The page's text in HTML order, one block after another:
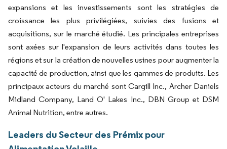
expansions et les investissements sont les stratégies de
croissance les plus privilégiées, suivies des fusions et
acquisitions, sur le marché étudié. Les principales entreprises
sont axées sur l'expansion de leurs activités dans toutes les
régions et sur la création de nouvelles usines pour augmenter la
capacité de production, ainsi que les gammes de produits. Les
principaux acteurs du marché sont Cargill Inc., Archer Daniels
Midland Company, Land O' Lakes Inc., DBN Group et DSM
Animal Nutrition, entre autres.
Leaders du Secteur des Prémix pour